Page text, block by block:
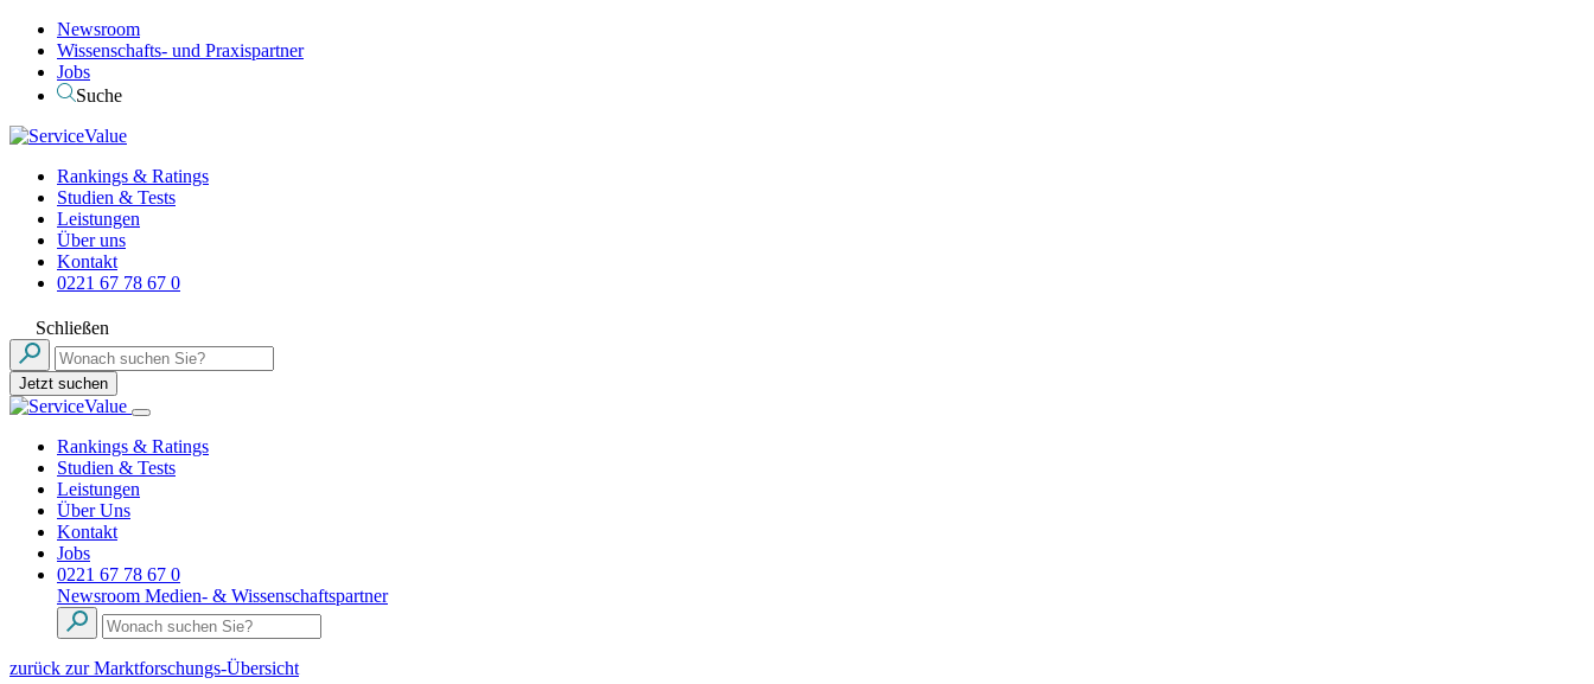
Newsroom
Wissenschafts- und Praxispartner
Jobs
Suche
Rankings & Ratings
Studien & Tests
Leistungen
Über uns
Kontakt
0221 67 78 67 0
Schließen
Jetzt suchen
Rankings & Ratings
Studien & Tests
Leistungen
Über Uns
Kontakt
Jobs
0221 67 78 67 0
Newsroom Medien- & Wissenschaftspartner
zurück zur Marktforschungs-Übersicht